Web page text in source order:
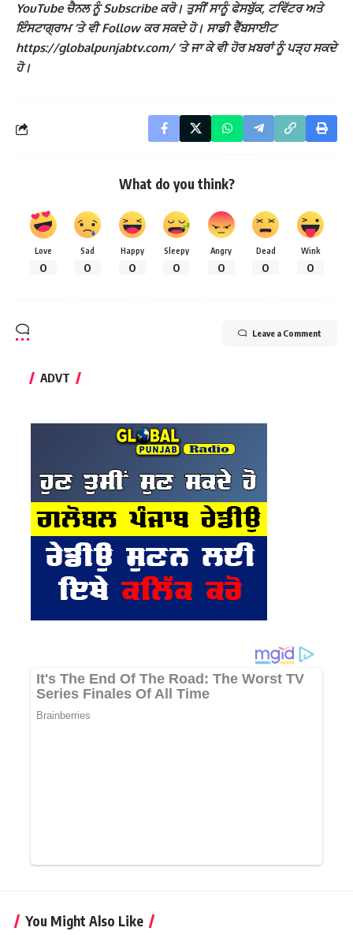
YouTube ਚੈਨਲ ਨੂੰ Subscribe ਕਰੋ। ਤੁਸੀਂ ਸਾਨੂੰ ਫੇਸਬੁੱਕ, ਟਵਿੱਟਰ ਅਤੇ
ਇੰਸਟਾਗ੍ਰਾਮ ‘ਤੇ ਵੀ Follow ਕਰ ਸਕਦੇ ਹੋ। ਸਾਡੀ ਵੈੱਬਸਾਈਟ
https://globalpunjabtv.com/ ‘ਤੇ ਜਾ ਕੇ ਵੀ ਹੋਰ ਖ਼ਬਰਾਂ ਨੂੰ ਪੜ੍ਹ ਸਕਦੇ
ਹੋ।
What do you think?
Love
0
Sad
0
Happy
0
Sleepy
0
Angry
0
Dead
0
Wink
0
Leave a Comment
ADVT
You Might Also Like